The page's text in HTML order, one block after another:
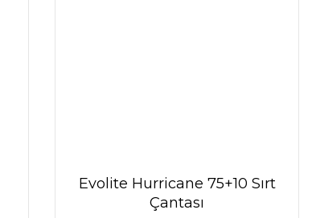
Evolite Hurricane 75+10 Sırt
Çantası